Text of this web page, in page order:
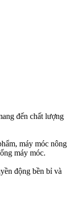
đến chất lượng
máy móc nông
máy móc.
động bền bỉ và